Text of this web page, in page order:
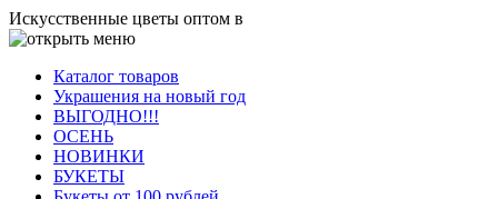
Искусственные цветы оптом в
Каталог товаров
Украшения на новый год
ВЫГОДНО!!!
ОСЕНЬ
НОВИНКИ
БУКЕТЫ